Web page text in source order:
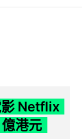
Netflix
港元